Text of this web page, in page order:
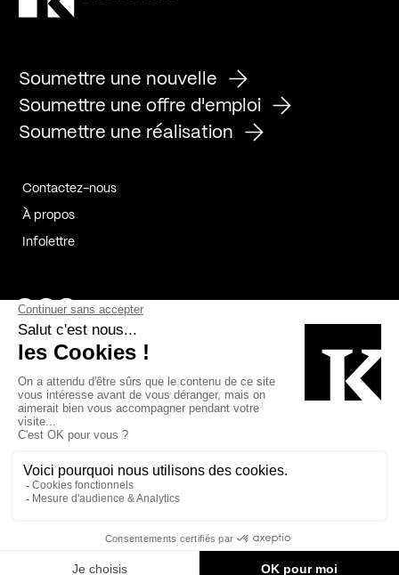
Soumettre une nouvelle
Soumettre une offre d'emploi
Soumettre une réalisation
Contactez-nous
À propos
Infolettre
Page Facebook de Kollectif
Page Instagram de Kollectif
Page Linkedin de Kollectif
Bâtiment-Durable-Québec-1
Esquisses-1
MP-1 v2com-1
Cookies